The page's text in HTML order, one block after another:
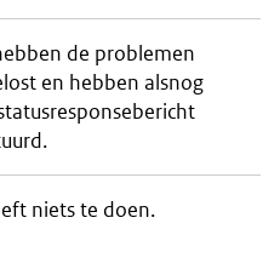
de problemen
en hebben alsnog
niets te doen.